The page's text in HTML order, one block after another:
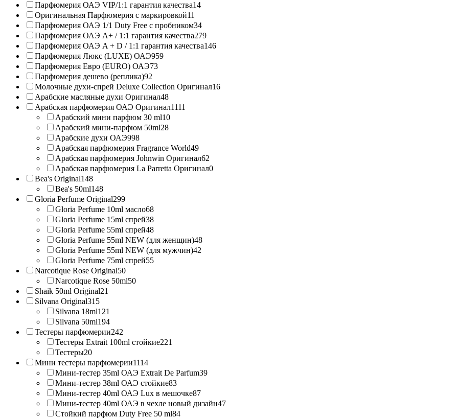
Парфюмерия ОАЭ VIP/1:1 гарантия качества14
Оригинальная Парфюмерия с маркировкой11
Парфюмерия ОАЭ 1/1 Duty Free с пробником34
Парфюмерия ОАЭ A+ / 1:1 гарантия качества279
Парфюмерия ОАЭ A + D / 1:1 гарантия качества146
Парфюмерия Люкс (LUXE) ОАЭ959
Парфюмерия Евро (EURO) ОАЭ73
Парфюмерия дешево (реплика)92
Молочные духи-спрей Deluxe Collection Оригинал16
Арабские масляные духи Оригинал48
Арабская парфюмерия ОАЭ Оригинал1111
Арабский мини парфюм 30 ml10
Арабский мини-парфюм 50ml28
Арабские духи ОАЭ998
Арабская парфюмерия Fragrance World49
Арабская парфюмерия Johnwin Оригинал62
Арабская парфюмерия La Parretta Оригинал0
Bea's Original148
Bea's 50ml148
Gloria Perfume Original299
Gloria Perfume 10ml масло68
Gloria Perfume 15ml спрей38
Gloria Perfume 55ml спрей48
Gloria Perfume 55ml NEW (для женщин)48
Gloria Perfume 55ml NEW (для мужчин)42
Gloria Perfume 75ml спрей55
Narcotique Rose Original50
Narcotique Rose 50ml50
Shaik 50ml Original21
Silvana Original315
Silvana 18ml121
Silvana 50ml194
Тестеры парфюмерии242
Тестеры Extrait 100ml стойкие221
Тестеры20
Мини тестеры парфюмерии1114
Мини-тестер 35ml ОАЭ Extrait De Parfum39
Мини-тестер 38ml ОАЭ стойкие83
Мини-тестер 40ml ОАЭ Lux в мешочке87
Мини-тестер 40ml ОАЭ в чехле новый дизайн47
Стойкий парфюм Duty Free 50 ml84